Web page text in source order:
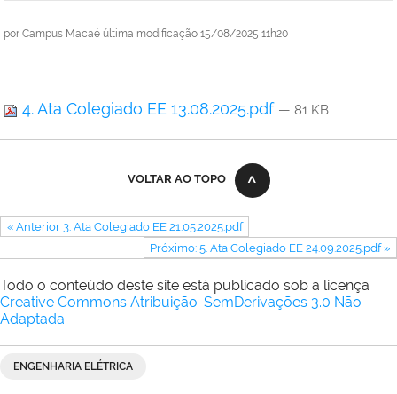
por Campus Macaé última modificação 15/08/2025 11h20
4. Ata Colegiado EE 13.08.2025.pdf — 81 KB
VOLTAR AO TOPO
« Anterior 3. Ata Colegiado EE 21.05.2025.pdf
Próximo: 5. Ata Colegiado EE 24.09.2025.pdf »
Todo o conteúdo deste site está publicado sob a licença
Creative Commons Atribuição-SemDerivações 3.0 Não
Adaptada.
ENGENHARIA ELÉTRICA